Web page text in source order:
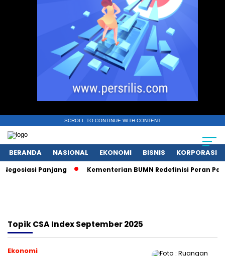
SCROLL TO CONTINUE WITH CONTENT
BERANDA NASIONAL EKONOMI BISNIS KORPORASI
Panjang Kementerian BUMN Redefinisi Peran
TopikCSA Index September 2025
Ekonomi